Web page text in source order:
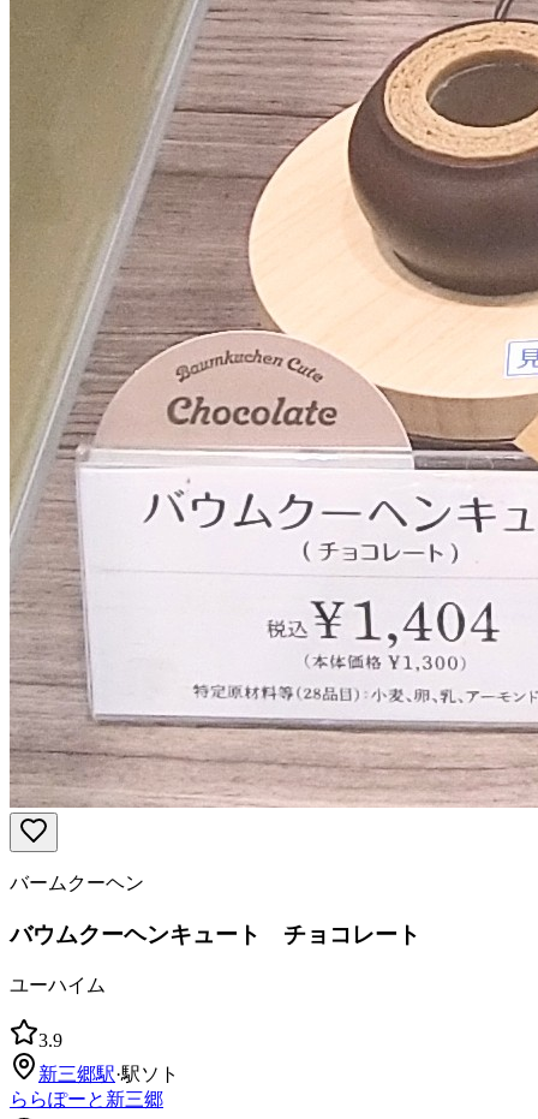
バームクーヘン
バウムクーヘンキュート チョコレート
ユーハイム
3.9
新三郷駅·駅ソト
ららぽーと新三郷